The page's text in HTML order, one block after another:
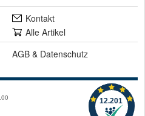
Kontakt
Alle Artikel
AGB & Datenschutz